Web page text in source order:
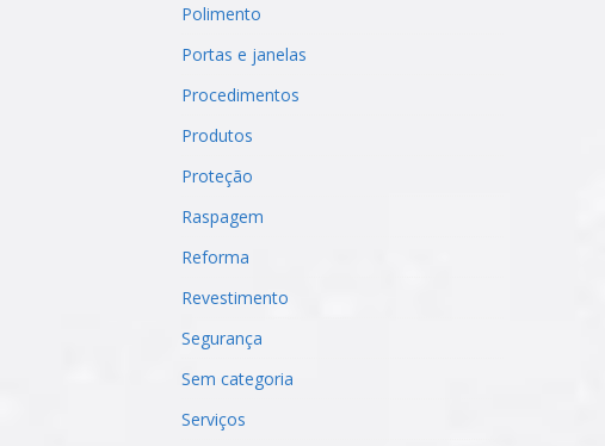
Polimento
Portas e janelas
Procedimentos
Produtos
Proteção
Raspagem
Reforma
Revestimento
Segurança
Sem categoria
Serviços